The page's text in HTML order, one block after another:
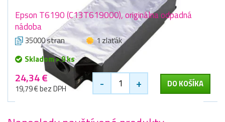
Epson T6190 (C13T619000), originálna odpadná
nádoba
35000 stran
1 zlaťák
Skladom > 9 ks
24,34 €
19,79 € bez DPH - + DO KOŠÍKA